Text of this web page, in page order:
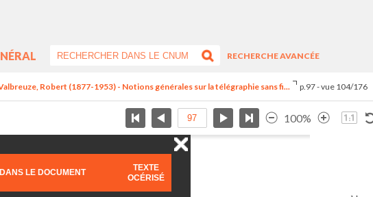
RECHERCHE AVANCÉE
Robert (1877-1953) - Notions générales sur la télégraphie sans fi... p.97 - vue 104/176
100%
LE DOCUMENT
TEXTE
OCÉRISÉ